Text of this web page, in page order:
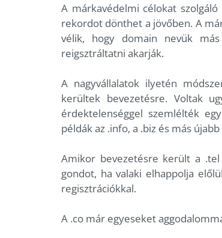
A márkavédelmi célokat
rekordot dönthet a jövőben. A
vélik, hogy domain nevük
reigsztráltatni akarják.
A nagyvállalatok ilyetén
kerültek bevezetésre. Voltak
érdektelenséggel szemlélték
példák az .info, a .biz és más
Amikor bevezetésre került a
gondot, ha valaki elhappolja
regisztrációkkal.
A .co már egyeseket